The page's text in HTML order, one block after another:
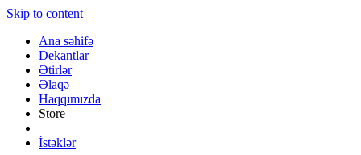
Skip to content
Ana səhifə
Dekantlar
Ətirlər
Əlaqə
Haqqımızda
Store
İstəklər